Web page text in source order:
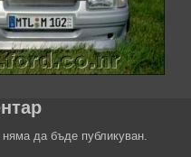
да бъде публикуван.